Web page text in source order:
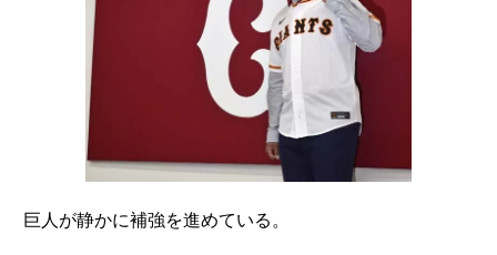
巨人が静かに補強を進めている。